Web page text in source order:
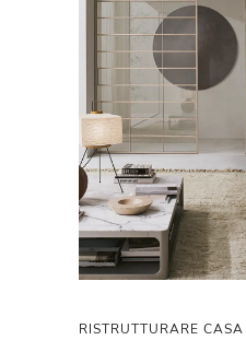
RISTRUTTURARE CASA